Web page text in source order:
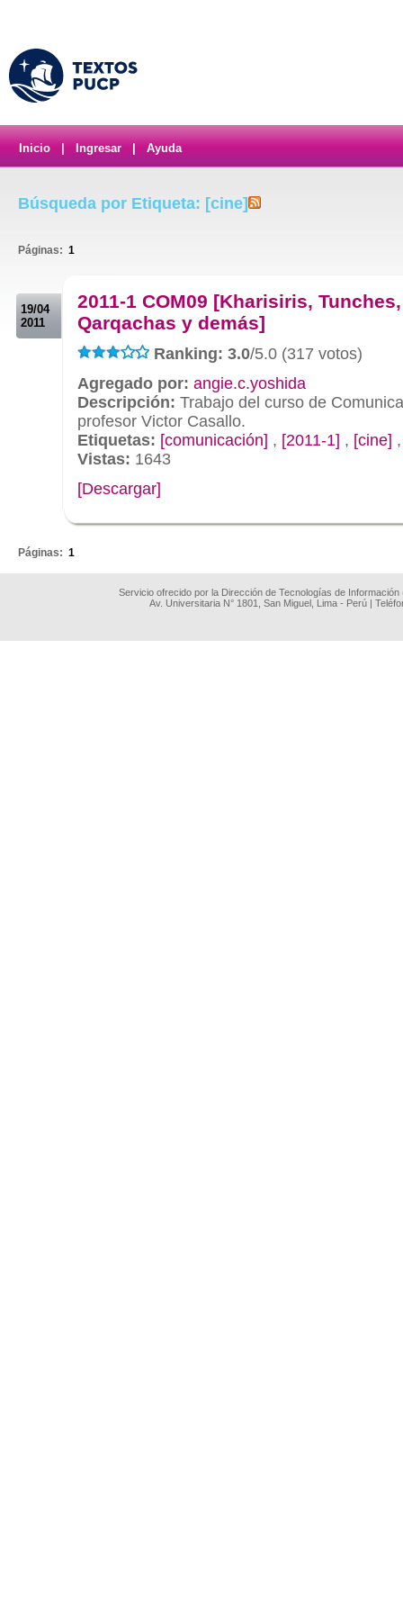
Inicio Ingresar Ayuda
Búsqueda por Etiqueta: [cine]
Páginas: 1
19/04
2011
2011-1 COM09 [Kharisiris, Tunches,
Qarqachas y demás]
Ranking: 3.0/5.0 (317 votos)
Agregado por: angie.c.yoshida
Descripción: Trabajo del curso de
profesor Victor Casallo.
Etiquetas: [comunicación] , [2011-1] , [cine]
Vistas: 1643
[Descargar]
Páginas: 1
Servicio ofrecido por la Dirección de Tecnologías de
Av. Universitaria N° 1801, San Miguel, Lima - Perú |